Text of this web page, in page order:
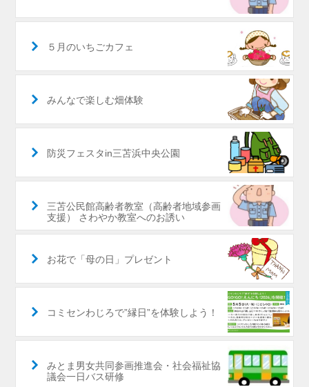
５月のいちごカフェ
みんなで楽しむ畑体験
防災フェスタin三苫浜中央公園
三苫公民館高齢者教室（高齢者地域参画
支援） さわやか教室へのお誘い
お花で「母の日」プレゼント
コミセンわじろで”縁日”を体験しよう！
みとま男女共同参画推進会・社会福祉協
議会一日バス研修